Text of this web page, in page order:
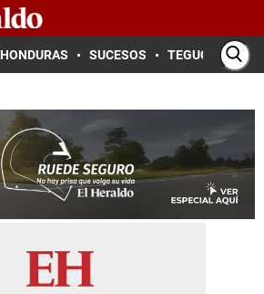
HONDURAS SUCESOS TEGUCIGALPA